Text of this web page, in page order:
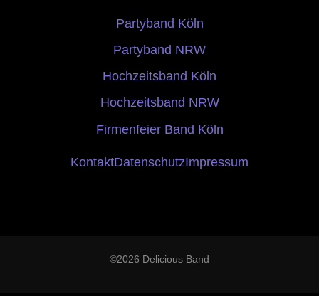
Partyband Köln
Partyband NRW
Hochzeitsband Köln
Hochzeitsband NRW
Firmenfeier Band Köln
KontaktDatenschutzImpressum
©2026 Delicious Band